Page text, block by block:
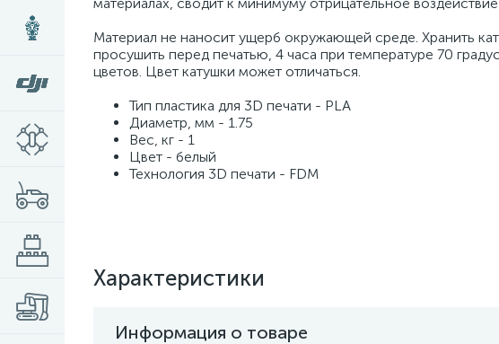
Материал не наносит ущерб окружающей среде. Хранить
просушить перед печатью, 4 часа при температуре 70
цветов. Цвет катушки может отличаться.
Тип пластика для 3D печати - PLA
Диаметр, мм - 1.75
Вес, кг - 1
Цвет - белый
Технология 3D печати - FDM
Характеристики
Информация о товаре